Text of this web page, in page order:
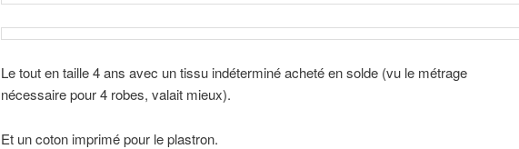
Le tout en taille 4 ans avec un tissu indéterminé acheté en solde (vu le métrage
nécessaire pour 4 robes, valait mieux).
Et un coton imprimé pour le plastron.